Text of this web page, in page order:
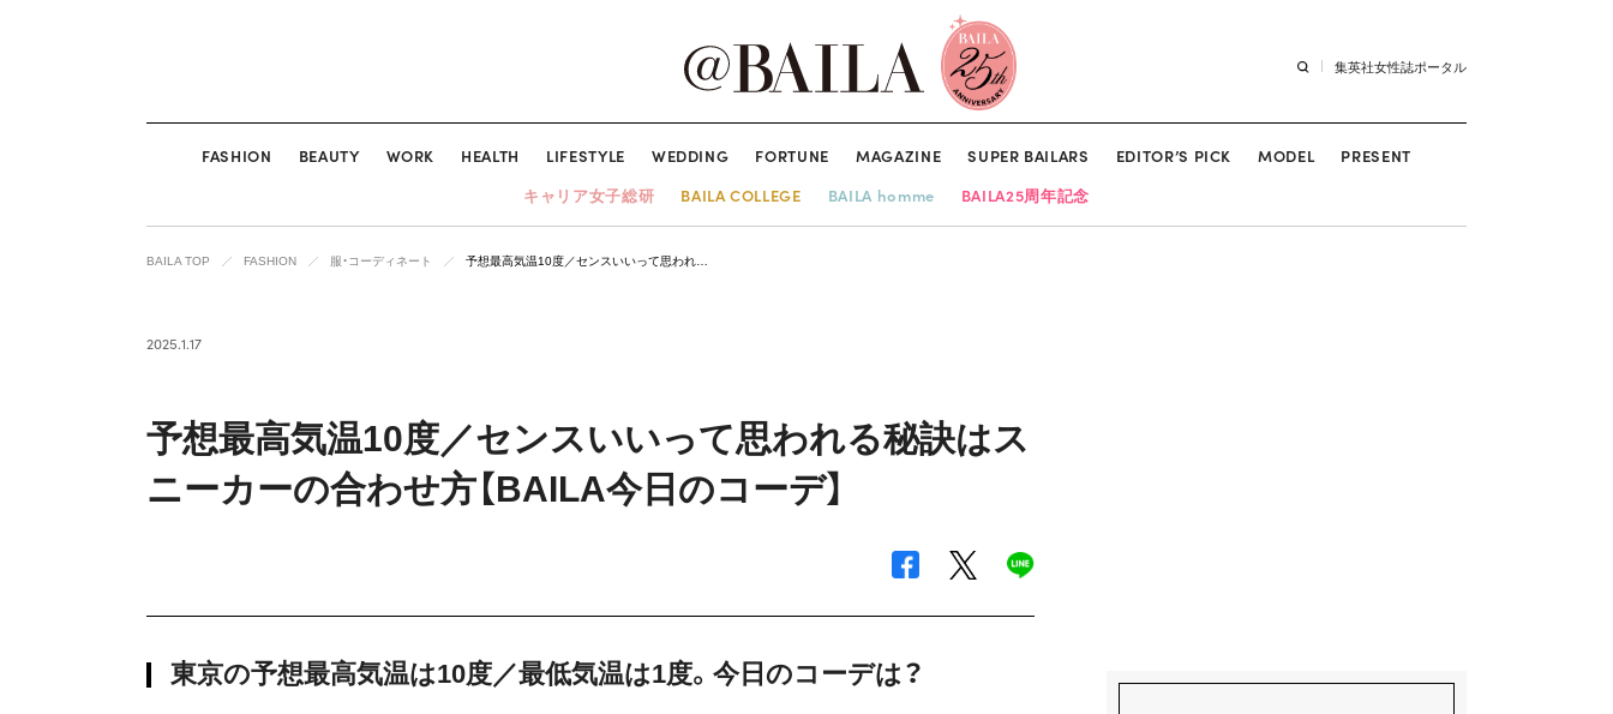
集英社女性誌ポータル
FASHION BEAUTY WORK HEALTH LIFESTYLE WEDDING FORTUNE MAGAZINE SUPER BAILARS EDITOR’S PICK MODEL
PRESENT
キャリア女子総研
BAILA COLLEGE BAILA homme BAILA25周年記念
BAILA TOP FASHION 服・コーディネート 予想最高気温10度／センスいいって思われ…
2025.1.17
予想最高気温10度／センスいいって思われる秘訣はス
ニーカーの合わせ方【BAILA今日のコーデ】
東京の予想最高気温は10度／最低気温は1度。今日のコーデは？